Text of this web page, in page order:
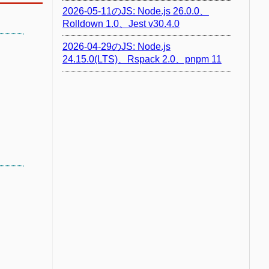
2026-05-11のJS: Node.js 26.0.0、
Rolldown 1.0、Jest v30.4.0
2026-04-29のJS: Node.js
24.15.0(LTS)、Rspack 2.0、pnpm 11